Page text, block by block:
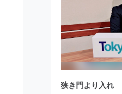
狭き門より入れ